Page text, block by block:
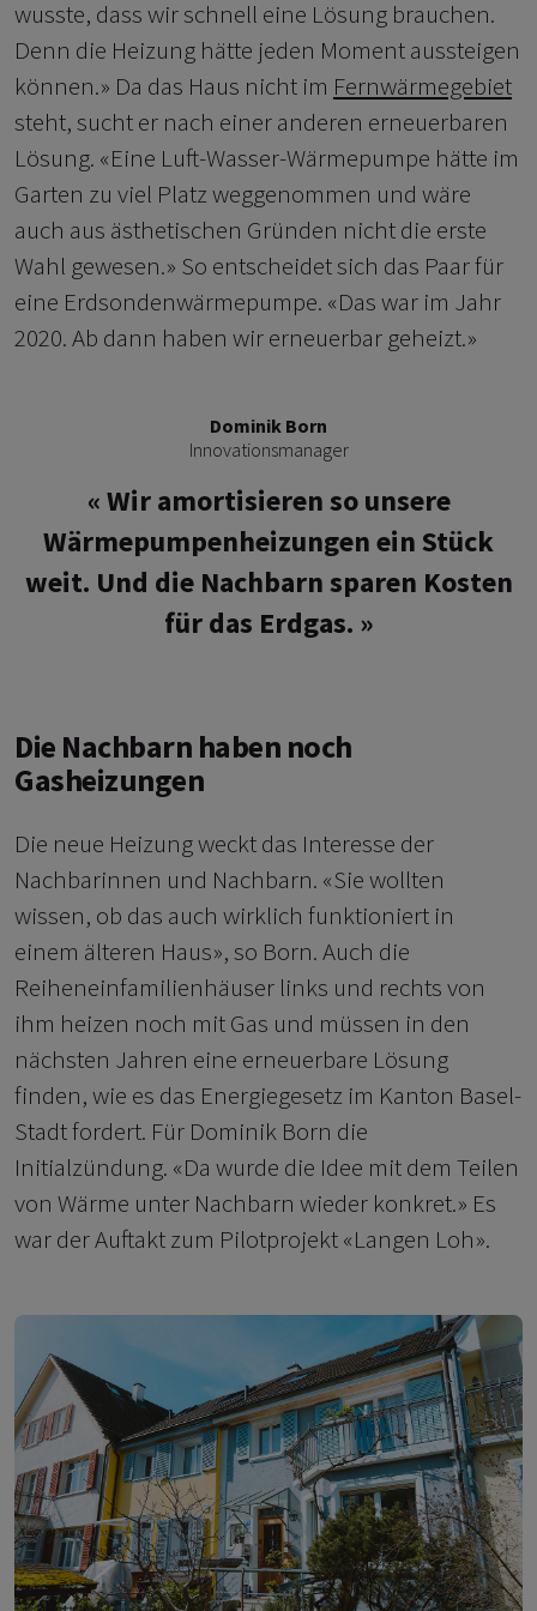
wusste, dass wir schnell eine Lösung brauchen.
Denn die Heizung hätte jeden Moment aussteigen
können.» Da das Haus nicht im Fernwärmegebiet
steht, sucht er nach einer anderen erneuerbaren
Lösung. «Eine Luft-Wasser-Wärmepumpe hätte im
Garten zu viel Platz weggenommen und wäre
auch aus ästhetischen Gründen nicht die erste
Wahl gewesen.» So entscheidet sich das Paar für
eine Erdsondenwärmepumpe. «Das war im Jahr
2020. Ab dann haben wir erneuerbar geheizt.»
Dominik Born
Innovationsmanager
Wir amortisieren so unsere
Wärmepumpenheizungen ein Stück
weit. Und die Nachbarn sparen Kosten
für das Erdgas.
Die Nachbarn haben noch
Gasheizungen
Die neue Heizung weckt das Interesse der
Nachbarinnen und Nachbarn. «Sie wollten
wissen, ob das auch wirklich funktioniert in
einem älteren Haus», so Born. Auch die
Reiheneinfamilienhäuser links und rechts von
ihm heizen noch mit Gas und müssen in den
nächsten Jahren eine erneuerbare Lösung
finden, wie es das Energiegesetz im Kanton Basel-
Stadt fordert. Für Dominik Born die
Initialzündung. «Da wurde die Idee mit dem Teilen
von Wärme unter Nachbarn wieder konkret.» Es
war der Auftakt zum Pilotprojekt «Langen Loh».